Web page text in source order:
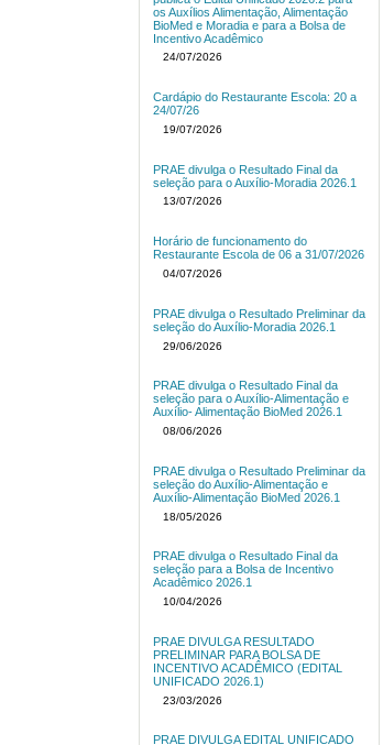
os Auxílios Alimentação, Alimentação
BioMed e Moradia e para a Bolsa de
Incentivo Acadêmico
24/07/2026
Cardápio do Restaurante Escola: 20 a
24/07/26
19/07/2026
PRAE divulga o Resultado Final da
seleção para o Auxílio-Moradia 2026.1
13/07/2026
Horário de funcionamento do
Restaurante Escola de 06 a 31/07/2026
04/07/2026
PRAE divulga o Resultado Preliminar da
seleção do Auxílio-Moradia 2026.1
29/06/2026
PRAE divulga o Resultado Final da
seleção para o Auxílio-Alimentação e
Auxílio- Alimentação BioMed 2026.1
08/06/2026
PRAE divulga o Resultado Preliminar da
seleção do Auxílio-Alimentação e
Auxílio-Alimentação BioMed 2026.1
18/05/2026
PRAE divulga o Resultado Final da
seleção para a Bolsa de Incentivo
Acadêmico 2026.1
10/04/2026
PRAE DIVULGA RESULTADO
PRELIMINAR PARA BOLSA DE
INCENTIVO ACADÊMICO (EDITAL
UNIFICADO 2026.1)
23/03/2026
PRAE DIVULGA EDITAL UNIFICADO